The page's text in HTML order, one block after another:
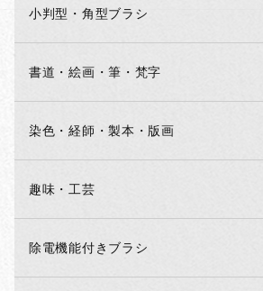
小判型・角型ブラシ
書道・絵画・筆・梵字
染色・経師・製本・版画
趣味・工芸
除電機能付きブラシ